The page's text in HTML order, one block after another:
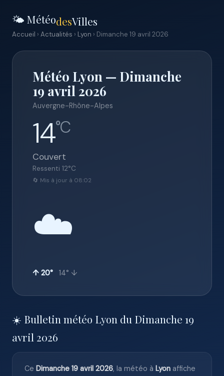
🌤️ MétéodesVilles
Accueil › Actualités › Lyon › Dimanche 19 avril 2026
Météo Lyon — Dimanche
19 avril 2026
Auvergne-Rhône-Alpes
14°C
Couvert
Ressenti 12°C
🔄 Mis à jour à 08:02
☁️
↑ 20° 14° ↓
☀️ Bulletin météo Lyon du Dimanche 19
avril 2026
Ce Dimanche 19 avril 2026, la météo à Lyon affiche